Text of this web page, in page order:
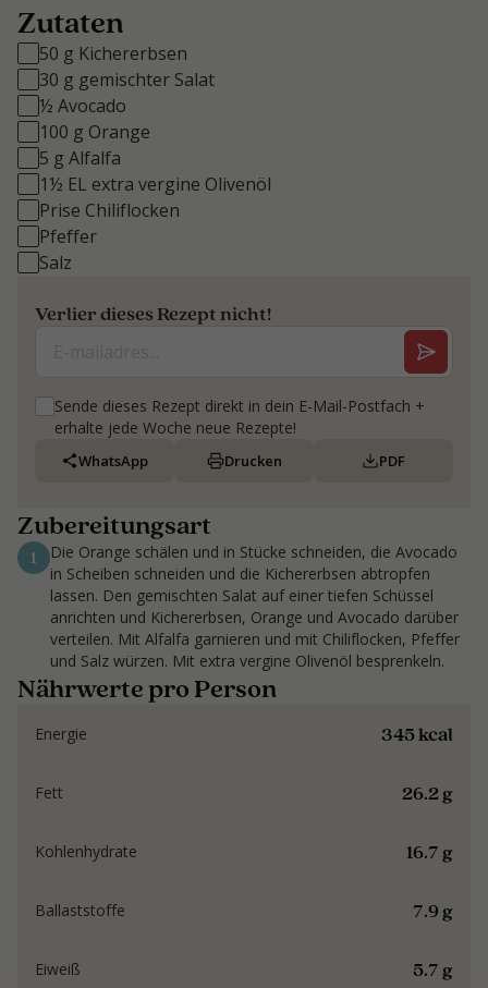
Zutaten
50 g Kichererbsen
30 g gemischter Salat
½ Avocado
100 g Orange
5 g Alfalfa
1½ EL extra vergine Olivenöl
Prise Chiliflocken
Pfeffer
Salz
Verlier dieses Rezept nicht!
Sende dieses Rezept direkt in dein E-Mail-Postfach +
erhalte jede Woche neue Rezepte!
WhatsApp Drucken PDF
Zubereitungsart
1
Die Orange schälen und in Stücke schneiden, die Avocado
in Scheiben schneiden und die Kichererbsen abtropfen
lassen. Den gemischten Salat auf einer tiefen Schüssel
anrichten und Kichererbsen, Orange und Avocado darüber
verteilen. Mit Alfalfa garnieren und mit Chiliflocken, Pfeffer
und Salz würzen. Mit extra vergine Olivenöl besprenkeln.
Nährwerte pro Person
345 kcal
Energie
26.2 g
Fett
16.7 g
Kohlenhydrate
7.9 g
Ballaststoffe
5.7 g
Eiweiß